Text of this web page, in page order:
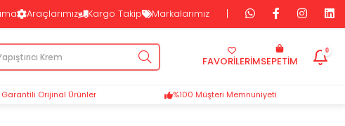
Araçlarımız Kargo Takip Markalarımız
SEPETIM
FAVORİLERİM
0
Garantili Orijinal Ürünler %100 Müşteri Memnuniyeti